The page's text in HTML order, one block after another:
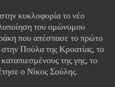
κυκλοφορία το νέο
του ομώνυμου
που απέσπασε το πρώτο
Πούλα της Κροατίας, το
της γης, το
ο Νίκος Σούλης.